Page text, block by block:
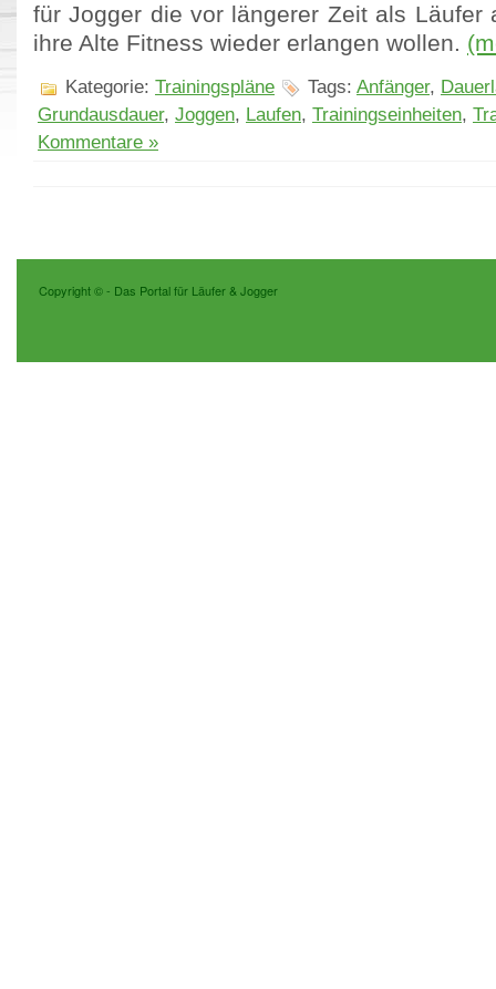
für Jogger die vor längerer Zeit als Läufer
ihre Alte Fitness wieder erlangen wollen.
Kategorie: Trainingspläne Tags: Anfänger,
Grundausdauer, Joggen, Laufen, Trainingseinheiten,
Kommentare »
Copyright ©- Das Portal für Läufer & Jogger